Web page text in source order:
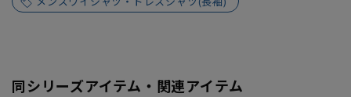
同シリーズアイテム・関連アイテム